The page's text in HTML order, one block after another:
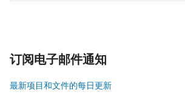
订阅电子邮件通知
最新项目和文件的每日更新